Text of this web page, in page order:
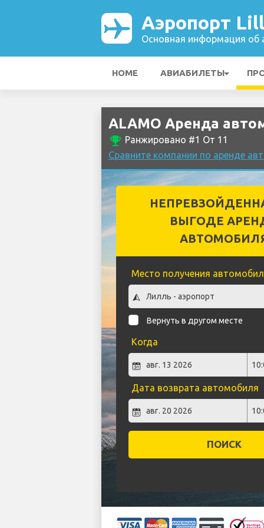
Аэропорт
Основная информация об
HOME АВИАБИЛЕТЫ
ALAMO Аренда
emoji_events Ранжировано #1 От 11
Сравните компании по аренде
ВЫГОДЕ
Место получения
Вернуть в другом месте
Когда
Дата возврата автомобиля
ПОИСК